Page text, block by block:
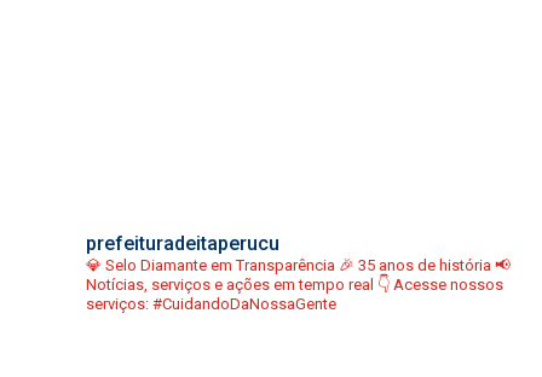
prefeituradeitaperucu
💎 Selo Diamante em Transparência 🎉 35 anos de história 📢
Notícias, serviços e ações em tempo real 👇 Acesse nossos
serviços: #CuidandoDaNossaGente